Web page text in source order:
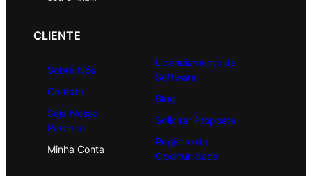
CLIENTE
Sobre Nós
Contato
Seja Nosso
Parceiro
Minha Conta
Licenciamento de
Software
Blog
Solicitar Proposta
Registro de
Oportunidade